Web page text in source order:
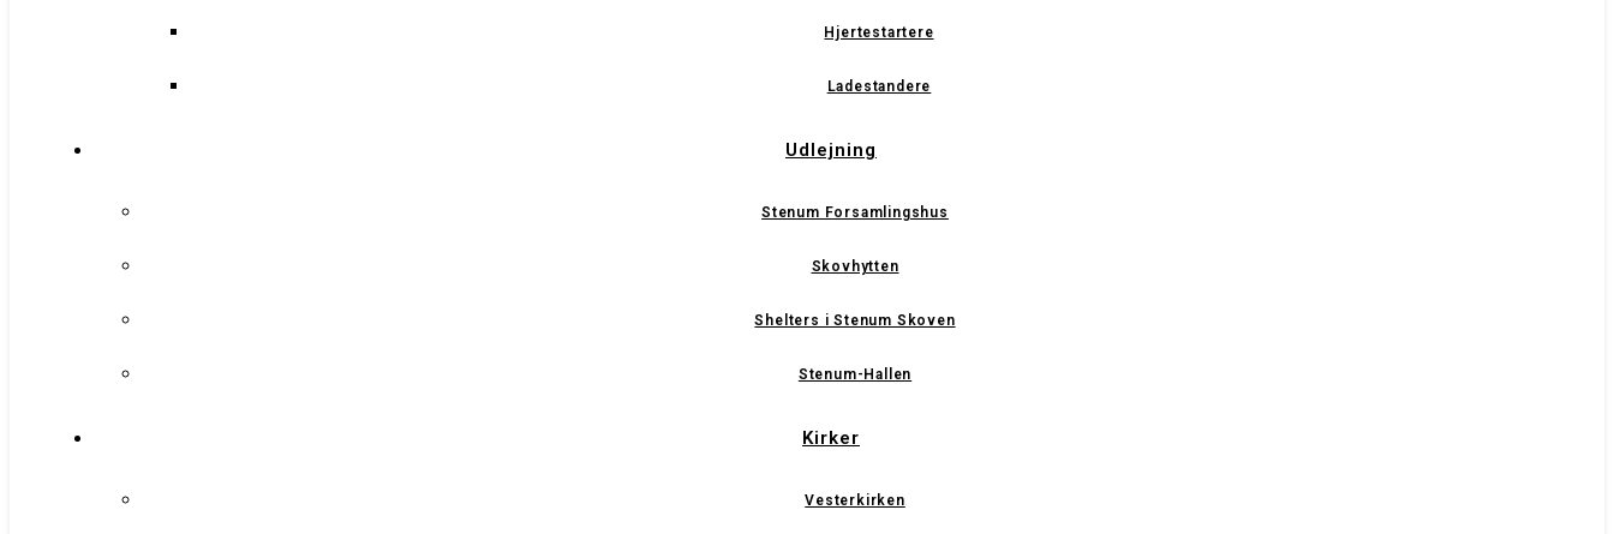
Hjertestartere
Ladestandere
Udlejning
Stenum Forsamlingshus
Skovhytten
Shelters i Stenum Skoven
Stenum-Hallen
Kirker
Vesterkirken